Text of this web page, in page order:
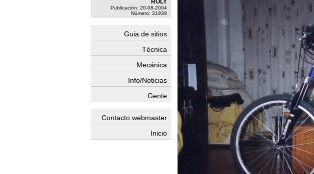
ROLY
Publicación: 20-08-2004
Número: 31939
Guia de sitios
Técnica
Mecánica
Info/Noticias
Gente
Contacto webmaster
Inicio